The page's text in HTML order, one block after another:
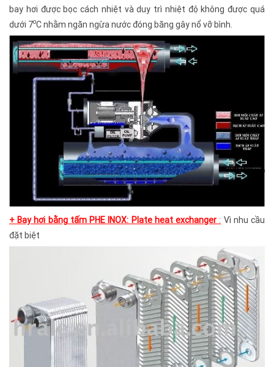
bay hơi được bọc cách nhiệt và duy trì nhiệt độ không được quá
dưới 7oC nhằm ngăn ngừa nước đóng băng gây nổ vỡ bình.
+ Bay hơi bằng tấm PHE INOX: Plate heat exchanger: Vì nhu cầu
đặt biệt